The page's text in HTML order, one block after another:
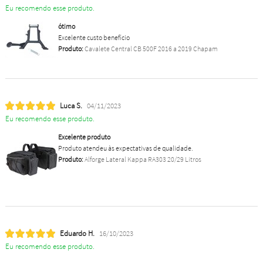
Eu recomendo esse produto.
ótimo
Excelente custo benefício
Produto:Cavalete Central CB 500F 2016 a 2019 Chapam
Luca S. 04/11/2023
Eu recomendo esse produto.
Excelente produto
Produto atendeu às expectativas de qualidade.
Produto:Alforge Lateral Kappa RA303 20/29 Litros
Eduardo H. 16/10/2023
Eu recomendo esse produto.